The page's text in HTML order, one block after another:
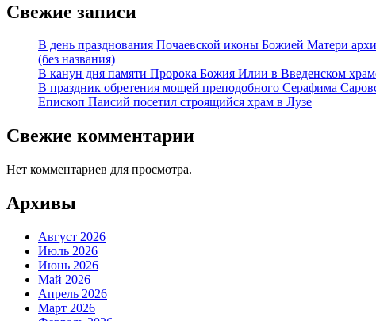
Свежие записи
В день празднования Почаевской иконы Божией Матери
(без названия)
В канун дня памяти Пророка Божия Илии в Введенском
В праздник обретения мощей преподобного Серафима
Епископ Паисий посетил строящийся храм в Лузе
Свежие комментарии
Нет комментариев для просмотра.
Архивы
Август 2026
Июль 2026
Июнь 2026
Май 2026
Апрель 2026
Март 2026